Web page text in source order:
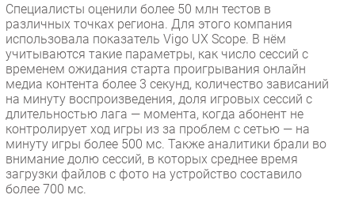
Финансы
Web
Безопасность
Инновации
CIO/Управление ИТ
Гаджеты
Здоровье
РАЗДЕЛЫ
Специалисты оценили более 50 млн тестов в
различных точках региона. Для этого компания
использовала показатель Vigo UX Scope. В нём
учитываются такие параметры, как число сессий с
временем ожидания старта проигрывания онлайн
медиа контента более 3 секунд, количество зависаний
на минуту воспроизведения, доля игровых сессий с
длительностью лага — момента, когда абонент не
контролирует ход игры из за проблем с сетью — на
минуту игры более 500 мс. Также аналитики брали во
внимание долю сессий, в которых среднее время
загрузки файлов с фото на устройство составило
более 700 мс.